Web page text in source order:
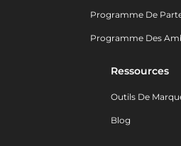
Programme De
Programme Des
Ressources
Outils De
Blog